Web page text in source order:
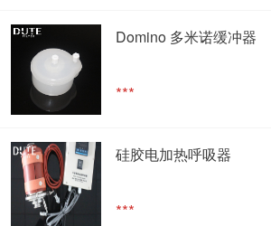
Domino 多米诺缓冲器
***
硅胶电加热呼吸器
***